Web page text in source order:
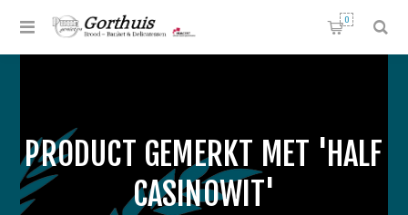
0
PRODUCT GEMERKT MET 'HALF
CASINOWIT'